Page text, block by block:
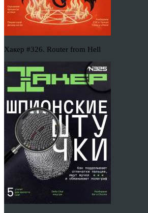
Хакер #326. Router from Hell